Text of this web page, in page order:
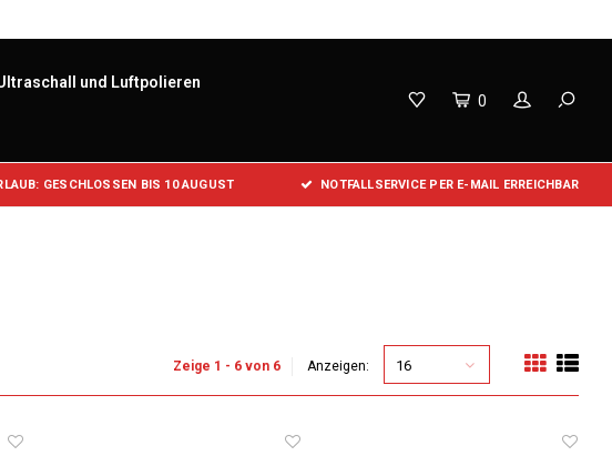
und Luftpolieren
0
GESCHLOSSEN BIS 10 AUGUST NOTFALLSERVICE PER E-MAIL ERREICHBAR
Zeige 1 - 6 von 6 Anzeigen: 16